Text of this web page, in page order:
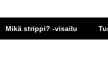
Mikä strippi? -visailu